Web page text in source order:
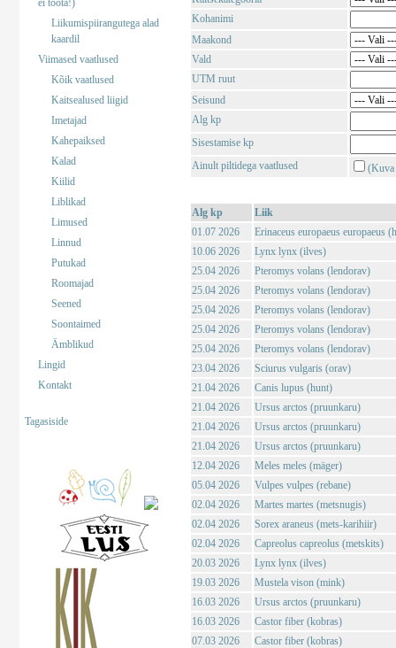
ei tööta!)
Liikumispiirangutega alad
kaardil
Viimased vaatlused
Kõik vaatlused
Kaitsealused liigid
Imetajad
Kahepaiksed
Kalad
Kiilid
Liblikad
Limused
Linnud
Putukad
Roomajad
Seened
Soontaimed
Ämblikud
Lingid
Kontakt
Tagasiside
Kohanimi
Maakond
Vald
UTM ruut
Seisund
Alg kp
Sisestamise kp
Ainult piltidega vaatlused
(Kuva
Alg kp
Liik
01.07 2026
Erinaceus europaeus europaeus
10.06 2026
Lynx lynx (ilves)
25.04 2026
Pteromys volans (lendorav)
25.04 2026
Pteromys volans (lendorav)
25.04 2026
Pteromys volans (lendorav)
25.04 2026
Pteromys volans (lendorav)
25.04 2026
Pteromys volans (lendorav)
23.04 2026
Sciurus vulgaris (orav)
21.04 2026
Canis lupus (hunt)
21.04 2026
Ursus arctos (pruunkaru)
21.04 2026
Ursus arctos (pruunkaru)
21.04 2026
Ursus arctos (pruunkaru)
12.04 2026
Meles meles (mäger)
05.04 2026
Vulpes vulpes (rebane)
02.04 2026
Martes martes (metsnugis)
02.04 2026
Sorex araneus (mets-karihiir)
02.04 2026
Capreolus capreolus (metskits)
20.03 2026
Lynx lynx (ilves)
19.03 2026
Mustela vison (mink)
16.03 2026
Ursus arctos (pruunkaru)
16.03 2026
Castor fiber (kobras)
07.03 2026
Castor fiber (kobras)